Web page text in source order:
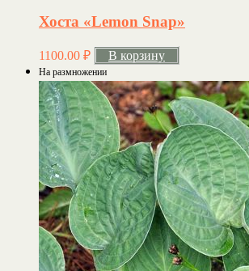
Хоста «Lemon Snap»
1100.00 ₽ В корзину
На размножении